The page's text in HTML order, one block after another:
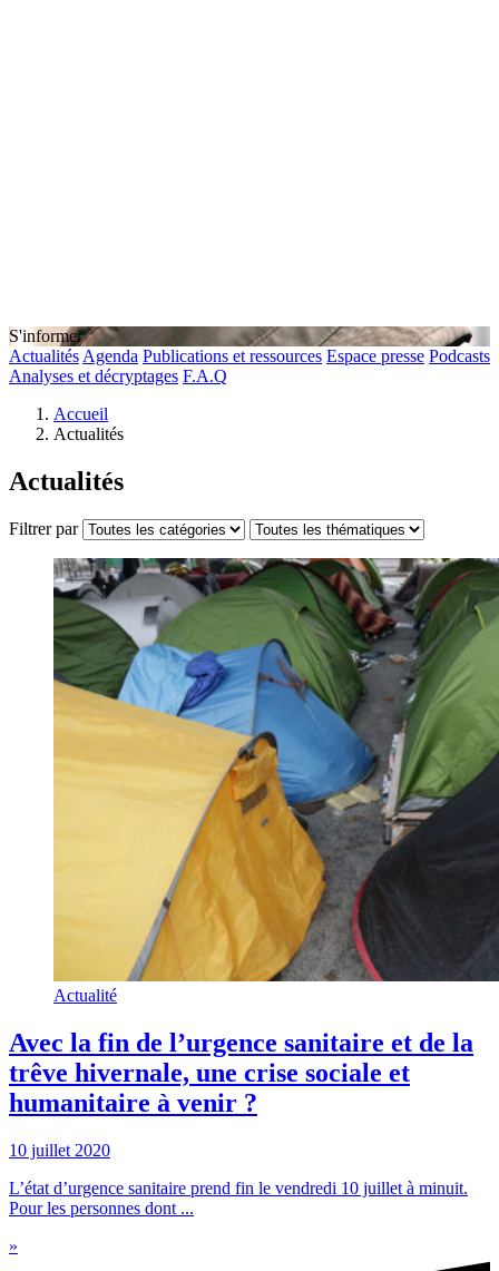
S'informer
Actualités Agenda Publications et ressources Espace presse Podcasts
Analyses et décryptages F.A.Q
Accueil
Actualités
Actualités
Filtrer par
Actualité
Avec la fin de l’urgence sanitaire et de la
trêve hivernale, une crise sociale et
humanitaire à venir ?
10 juillet 2020
L’état d’urgence sanitaire prend fin le vendredi 10 juillet à minuit.
Pour les personnes dont ...
»